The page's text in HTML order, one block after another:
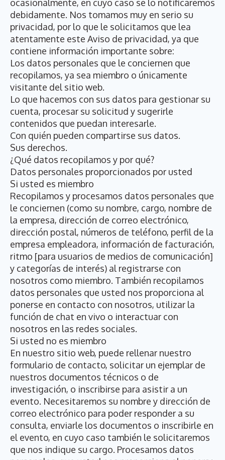
ocasionalmente, en cuyo caso se lo notificaremos
debidamente. Nos tomamos muy en serio su
privacidad, por lo que le solicitamos que lea
atentamente este Aviso de privacidad, ya que
contiene información importante sobre:
Los datos personales que le conciernen que
recopilamos, ya sea miembro o únicamente
visitante del sitio web.
Lo que hacemos con sus datos para gestionar su
cuenta, procesar su solicitud y sugerirle
contenidos que puedan interesarle.
Con quién pueden compartirse sus datos.
Sus derechos.
¿Qué datos recopilamos y por qué?
Datos personales proporcionados por usted
Si usted es miembro
Recopilamos y procesamos datos personales que
le conciernen (como su nombre, cargo, nombre de
la empresa, dirección de correo electrónico,
dirección postal, números de teléfono, perfil de la
empresa empleadora, información de facturación,
ritmo [para usuarios de medios de comunicación]
y categorías de interés) al registrarse con
nosotros como miembro. También recopilamos
datos personales que usted nos proporciona al
ponerse en contacto con nosotros, utilizar la
función de chat en vivo o interactuar con
nosotros en las redes sociales.
Si usted no es miembro
En nuestro sitio web, puede rellenar nuestro
formulario de contacto, solicitar un ejemplar de
nuestros documentos técnicos o de
investigación, o inscribirse para asistir a un
evento. Necesitaremos su nombre y dirección de
correo electrónico para poder responder a su
consulta, enviarle los documentos o inscribirle en
el evento, en cuyo caso también le solicitaremos
que nos indique su cargo. Procesamos datos